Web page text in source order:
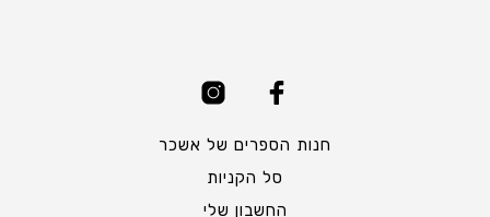
חנות הספרים של אשכר
סל הקניות
החשבון שלי